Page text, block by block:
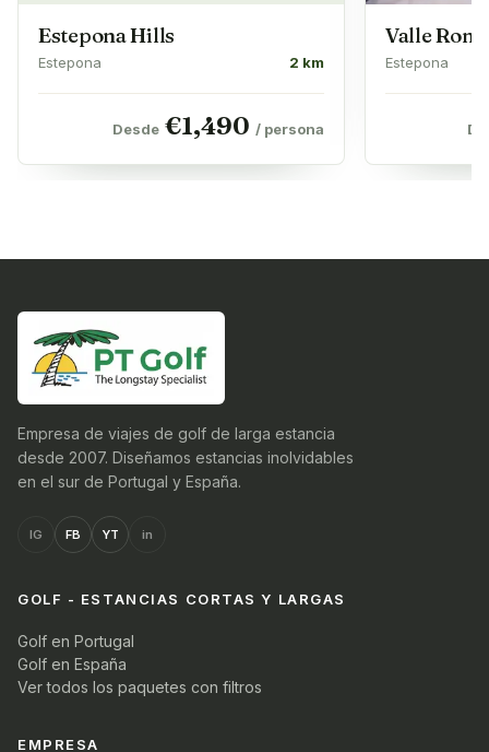
Estepona Hills
Estepona 2 km
Desde €1,490 / persona
Valle
Estepona
Empresa de viajes de golf de larga estancia
desde 2007. Diseñamos estancias inolvidables
en el sur de Portugal y España.
IG FB YT in
GOLF - ESTANCIAS CORTAS Y LARGAS
Golf en Portugal
Golf en España
Ver todos los paquetes con filtros
EMPRESA